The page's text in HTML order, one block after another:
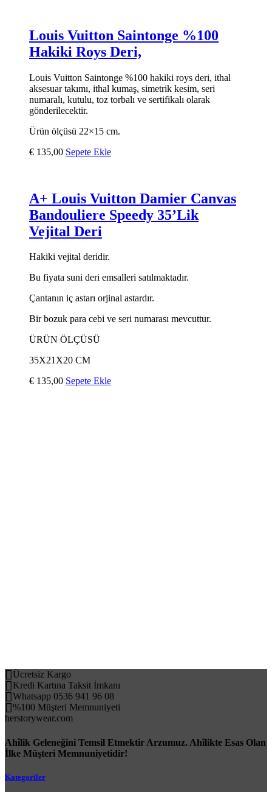
Louis Vuitton Saintonge %100
Hakiki Roys Deri,
Louis Vuitton Saintonge %100 hakiki roys deri, ithal
aksesuar takımı, ithal kumaş, simetrik kesim, seri
numaralı, kutulu, toz torbalı ve sertifikalı olarak
gönderilecektir.
Ürün ölçüsü 22×15 cm.
€ 135,00 Sepete Ekle
A+ Louis Vuitton Damier Canvas
Bandouliere Speedy 35’Lik
Vejital Deri
Hakiki vejital deridir.
Bu fiyata suni deri emsalleri satılmaktadır.
Çantanın iç astarı orjinal astardır.
Bir bozuk para cebi ve seri numarası mevcuttur.
ÜRÜN ÖLÇÜSÜ
35X21X20 CM
€ 135,00 Sepete Ekle
Ücretsiz Kargo
Kredi Kartına Taksit İmkanı
Whatsapp 0536 941 96 08
%100 Müşteri Memnuniyeti
herstorywear.com
Ahîlik Geleneğini Temsil Etmektir Arzumuz. Ahîlikte Esas Olan
İlke Müşteri Memnuniyetidir!
Kategoriler